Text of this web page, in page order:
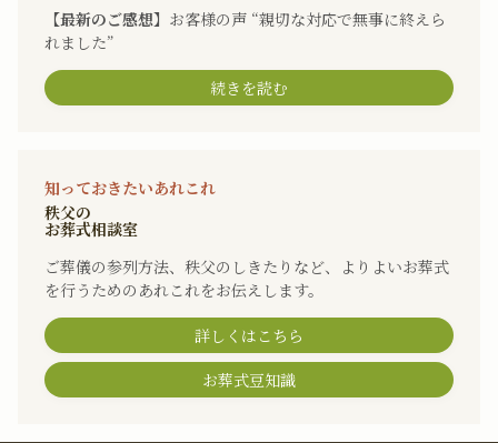
【最新のご感想】 お客様の声 “親切な対応で無事に終えら
れました”
続きを読む
知っておきたいあれこれ
秩父の
お葬式相談室
ご葬儀の参列方法、秩父のしきたりなど、よりよいお葬式
を行うためのあれこれをお伝えします。
詳しくはこちら
お葬式豆知識